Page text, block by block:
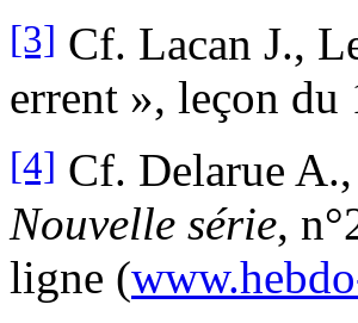
[3] Cf. Lacan J.,
errent », leçon
[4] Cf. Delarue
Nouvelle série,
ligne (